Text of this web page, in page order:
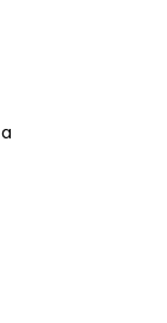
a